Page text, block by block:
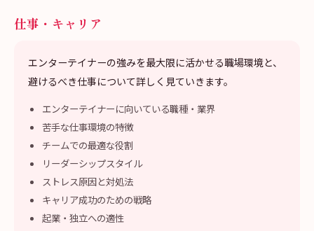
仕事・キャリア
エンターテイナーの強みを最大限に活かせる職場環境と、
避けるべき仕事について詳しく見ていきます。
エンターテイナーに向いている職種・業界
苦手な仕事環境の特徴
チームでの最適な役割
リーダーシップスタイル
ストレス原因と対処法
キャリア成功のための戦略
起業・独立への適性